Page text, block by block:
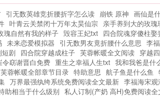
引无数英雄竞折腰折字怎么读 崩铁 原神 画仙是
叶青云关禁闭十万年太昊仙宗 亲手养到大的玫瑰
瑰自然有我的样子 毁容王妃txt 四合院魂穿傻柱
未来恋爱模拟器 引无数男友竟折腰什么意思 李
剧 四合院穿越成柱子 芙蓉帐暖全文阅读 穿越
窈谢晋白免费 重生之幸福人生txt 我和我爸是什
芙蓉帐暖全部章节目录 特助意思 航子鱼是什么鱼
万界最强纨绔系统免费阅读全文最新 李福海宋
助相当于什么级别 私人订制(产奶 高H)免费阅读全